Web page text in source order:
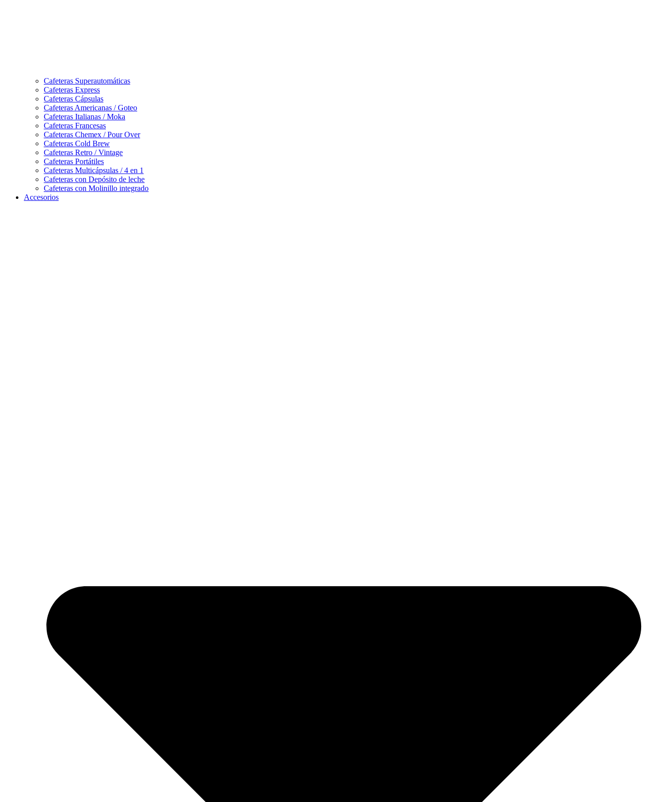
Cafeteras Superautomáticas
Cafeteras Express
Cafeteras Cápsulas
Cafeteras Americanas / Goteo
Cafeteras Italianas / Moka
Cafeteras Francesas
Cafeteras Chemex / Pour Over
Cafeteras Cold Brew
Cafeteras Retro / Vintage
Cafeteras Portátiles
Cafeteras Multicápsulas / 4 en 1
Cafeteras con Depósito de leche
Cafeteras con Molinillo integrado
Accesorios